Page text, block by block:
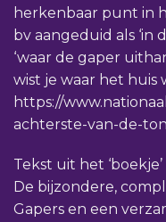
herkenbaar punt in
bv aangeduid als ‘in
‘waar de gaper
wist je waar het huis
https://
achterste-van-de-
Tekst uit het
De bijzondere,
Gapers en een